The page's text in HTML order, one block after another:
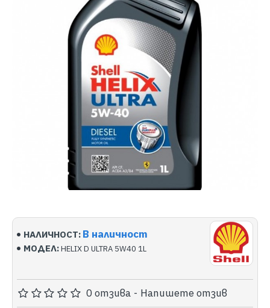
НАЛИЧНОСТ: В наличност
МОДЕЛ:HELIX D ULTRA 5W40 1L
0 отзива - Напишете отзив